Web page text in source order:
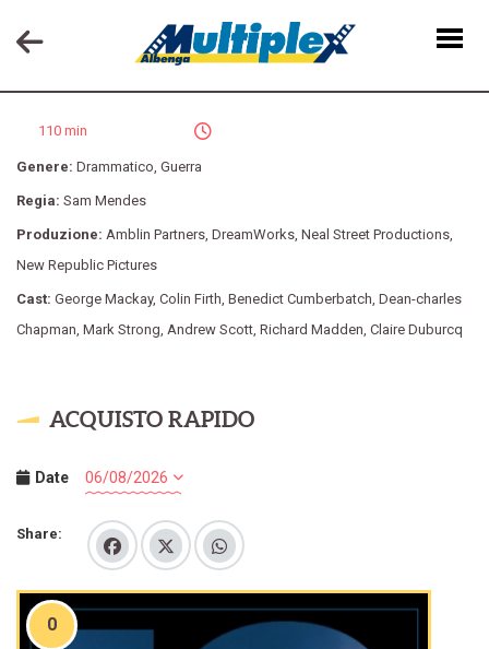
110 min
Genere: Drammatico, Guerra
Regia: Sam Mendes
Produzione: Amblin Partners, DreamWorks, Neal Street Productions,
New Republic Pictures
Cast: George Mackay, Colin Firth, Benedict Cumberbatch, Dean-charles
Chapman, Mark Strong, Andrew Scott, Richard Madden, Claire Duburcq
ACQUISTO RAPIDO
Date
Share:
0